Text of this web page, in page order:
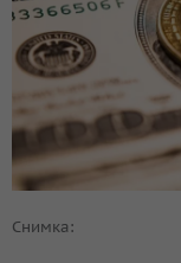
Снимка: